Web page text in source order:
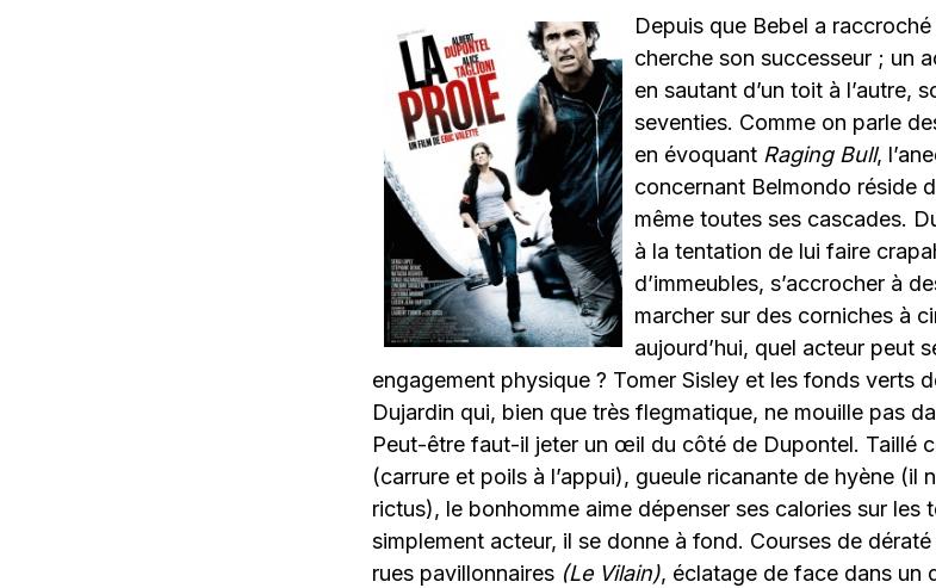
Depuis que Bebel a
cherche son successeur ; un
en sautant d’un toit à l’autre,
seventies. Comme on parle
en évoquant Raging Bull,
concernant Belmondo réside
même toutes ses cascades.
à la tentation de lui faire
d’immeubles, s’accrocher à
marcher sur des corniches à
aujourd’hui, quel acteur peut
engagement physique ? Tomer Sisley et les fonds verts
Dujardin qui, bien que très flegmatique, ne mouille pas
Peut-être faut-il jeter un œil du côté de Dupontel. Taillé
(carrure et poils à l’appui), gueule ricanante de hyène (il
rictus), le bonhomme aime dépenser ses calories sur les
simplement acteur, il se donne à fond. Courses de
rues pavillonnaires (Le Vilain), éclatage de face dans un